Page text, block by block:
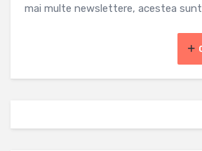
mai multe newslettere, acestea sunt